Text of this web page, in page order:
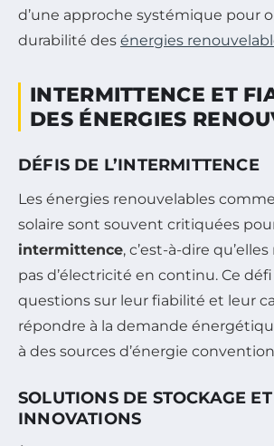
d’une approche systémique pour
durabilité des énergies
INTERMITTENCE ET
DES ÉNERGIES
DÉFIS DE L’INTERMITTENCE
Les énergies renouvelables
solaire sont souvent critiquées
intermittence, c’est-à-dire
pas d’électricité en continu. Ce
questions sur leur fiabilité et leur
répondre à la demande
à des sources d’énergie
SOLUTIONS DE STOCKAGE ET
INNOVATIONS